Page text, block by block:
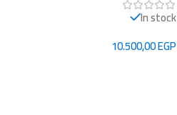
In stock
10.500,00EGP